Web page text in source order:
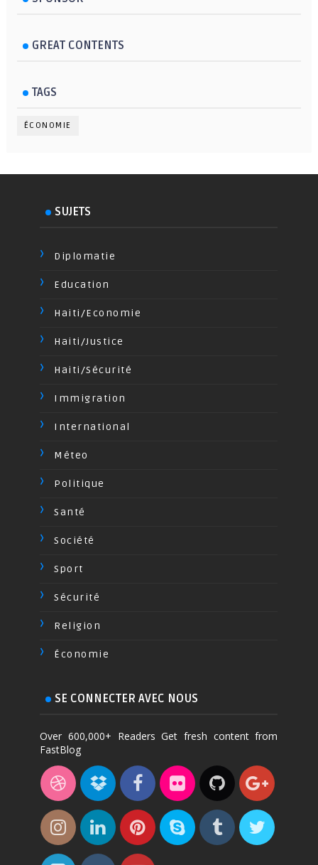
GREAT CONTENTS
TAGS
ÉCONOMIE
SUJETS
Diplomatie
Education
Haiti/Economie
Haiti/Justice
Haiti/Sécurité
Immigration
International
Méteo
Politique
Santé
Société
Sport
Sécurité
Religion
Économie
SE CONNECTER AVEC NOUS
Over 600,000+ Readers Get fresh content from
FastBlog